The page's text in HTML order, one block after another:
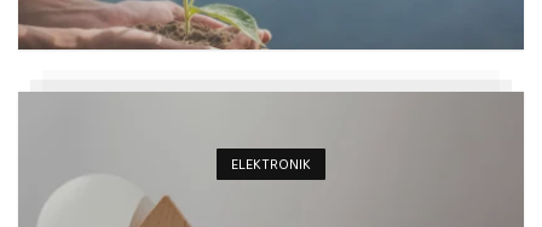
ELEKTRONIK